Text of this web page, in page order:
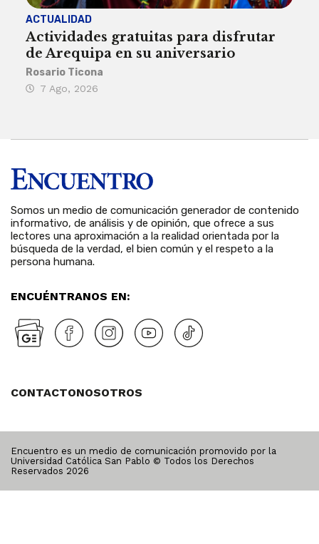
ACTUALIDAD
Actividades gratuitas para disfrutar
de Arequipa en su aniversario
Rosario Ticona
7 Ago, 2026
Somos un medio de comunicación generador de contenido
informativo, de análisis y de opinión, que ofrece a sus
lectores una aproximación a la realidad orientada por la
búsqueda de la verdad, el bien común y el respeto a la
persona humana.
ENCUÉNTRANOS EN:
CONTACTONOSOTROS
Encuentro es un medio de comunicación promovido por la
Universidad Católica San Pablo © Todos los Derechos
Reservados 2026